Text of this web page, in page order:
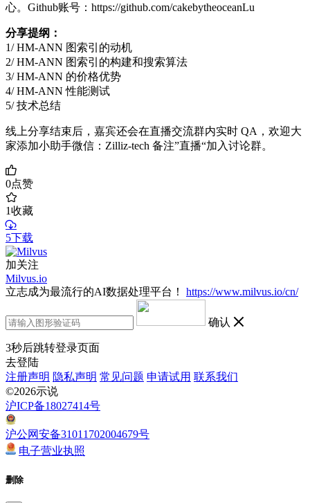
心。Github账号：https://github.com/cakebytheoceanLu
分享提纲：
1/ HM-ANN 图索引的动机
2/ HM-ANN 图索引的构建和搜索算法
3/ HM-ANN 的价格优势
4/ HM-ANN 性能测试
5/ 技术总结
线上分享结束后，嘉宾还会在直播交流群内实时 QA，欢迎大
家添加小助手微信：Zilliz-tech 备注”直播“加入讨论群。
0点赞
1收藏
5下载
加关注
Milvus.io
立志成为最流行的AI数据处理平台！
https://www.milvus.io/cn/
确认
3秒后跳转登录页面
去登陆
注册声明 隐私声明 常见问题 申请试用 联系我们
©2026示说
沪ICP备18027414号
沪公网安备31011702004679号
电子营业执照
删除